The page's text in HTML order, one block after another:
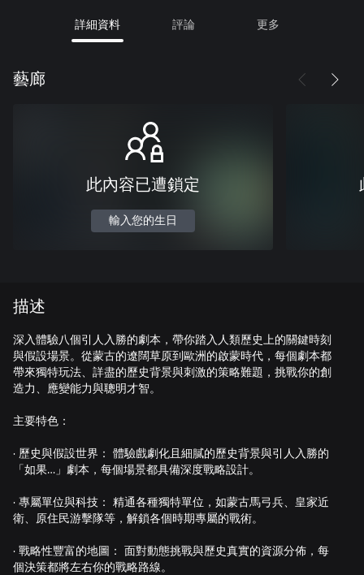
詳細資料 評論 更多
藝廊
此內容已遭鎖定
輸入您的生日
描述
深入體驗八個引人入勝的劇本，帶你踏入人類歷史上的關鍵時刻
與假設場景。從蒙古的遼闊草原到歐洲的啟蒙時代，每個劇本都
帶來獨特玩法、詳盡的歷史背景與刺激的策略難題，挑戰你的創
造力、應變能力與聰明才智。
主要特色：
· 歷史與假設世界： 體驗戲劇化且細膩的歷史背景與引人入勝的
「如果…」劇本，每個場景都具備深度戰略設計。
· 專屬單位與科技： 精通各種獨特單位，如蒙古馬弓兵、皇家近
衛、原住民游擊隊等，解鎖各個時期專屬的戰術。
· 戰略性豐富的地圖： 面對動態挑戰與歷史真實的資源分佈，每
個決策都將左右你的戰略路線。